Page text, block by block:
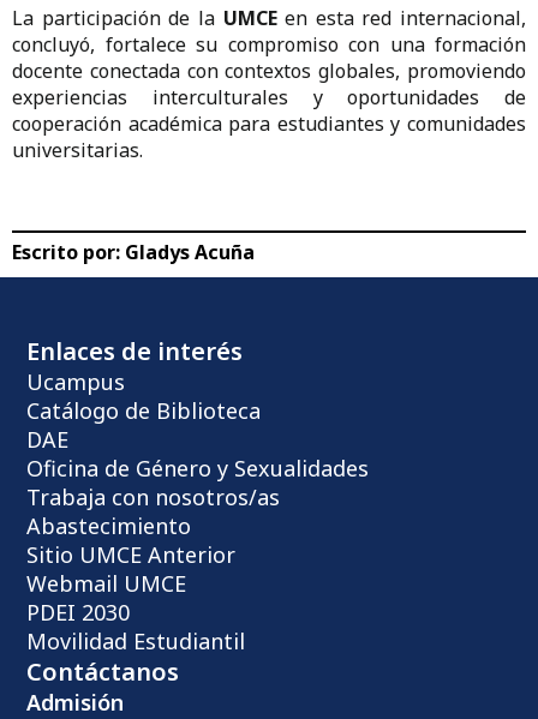
La participación de la UMCEen esta red internacional,
concluyó, fortalece su compromiso con una formación
docente conectada con contextos globales, promoviendo
experiencias interculturales y oportunidades de
cooperación académica para estudiantes y comunidades
universitarias.
Escrito por: Gladys Acuña
Enlaces de interés
Ucampus
Catálogo de Biblioteca
DAE
Oficina de Género y Sexualidades
Trabaja con nosotros/as
Abastecimiento
Sitio UMCE Anterior
Webmail UMCE
PDEI 2030
Movilidad Estudiantil
Contáctanos
Admisión